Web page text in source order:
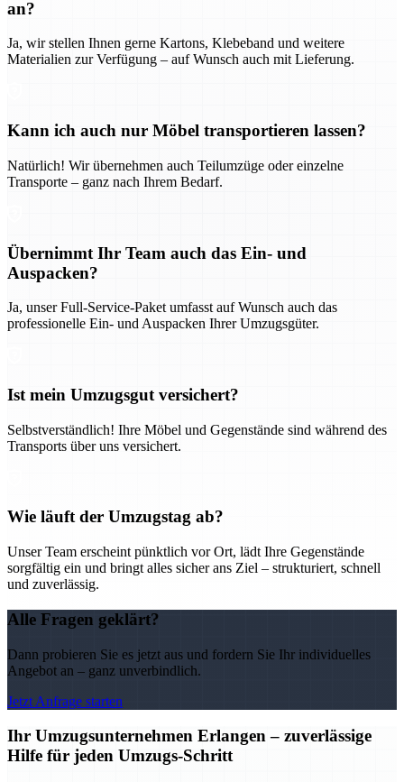
an?
Ja, wir stellen Ihnen gerne Kartons, Klebeband und weitere
Materialien zur Verfügung – auf Wunsch auch mit Lieferung.
Kann ich auch nur Möbel transportieren lassen?
Natürlich! Wir übernehmen auch Teilumzüge oder einzelne
Transporte – ganz nach Ihrem Bedarf.
Übernimmt Ihr Team auch das Ein- und
Auspacken?
Ja, unser Full-Service-Paket umfasst auf Wunsch auch das
professionelle Ein- und Auspacken Ihrer Umzugsgüter.
Ist mein Umzugsgut versichert?
Selbstverständlich! Ihre Möbel und Gegenstände sind während des
Transports über uns versichert.
Wie läuft der Umzugstag ab?
Unser Team erscheint pünktlich vor Ort, lädt Ihre Gegenstände
sorgfältig ein und bringt alles sicher ans Ziel – strukturiert, schnell
und zuverlässig.
Alle Fragen geklärt?
Dann probieren Sie es jetzt aus und fordern Sie Ihr individuelles
Angebot an – ganz unverbindlich.
Jetzt Anfrage starten
Ihr Umzugsunternehmen Erlangen – zuverlässige
Hilfe für jeden Umzugs-Schritt